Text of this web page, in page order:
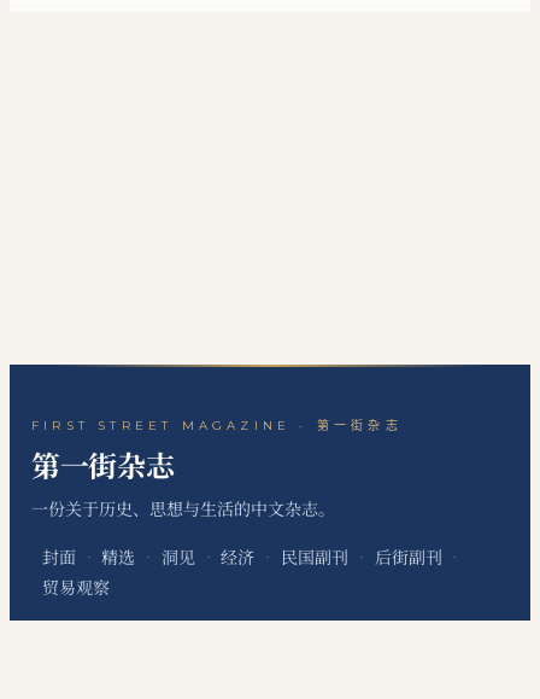
FIRST STREET MAGAZINE · 第一街杂志
第一街杂志
一份关于历史、思想与生活的中文杂志。
封面 · 精选 · 洞见 · 经济 · 民国副刊 · 后街副刊 ·
贸易观察